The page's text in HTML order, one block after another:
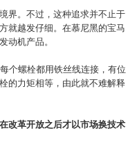
界。不过，这种追求并不止于
就越发仔细。在慕尼黑的宝马
动机产品。
个螺栓都用铁丝线连接，有位
的力矩相等，由此就不难解释
改革开放之后才以市场换技术